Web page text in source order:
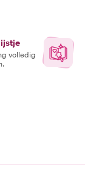
volledig